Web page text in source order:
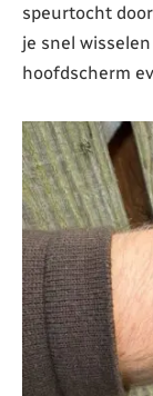
speurtocht
je snel
hoofdscherm